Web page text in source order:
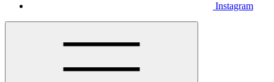
Instagram